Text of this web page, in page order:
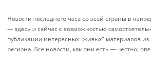
Новости последнего часа со всей страны в
— здесь и сейчас с возможностью
публикации интересных "живых" материалов из
региона. Все новости, как они есть — честно,